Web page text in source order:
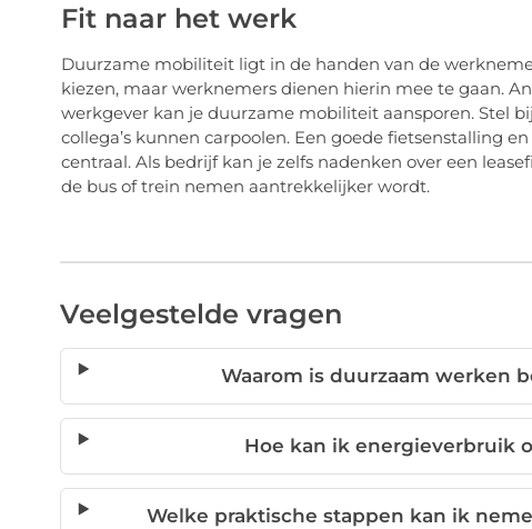
Fit naar het werk
Duurzame mobiliteit ligt in de handen van de
kiezen, maar werknemers dienen hierin mee te gaan.
werkgever kan je duurzame mobiliteit aansporen. Stel
collega’s kunnen carpoolen. Een goede fietsenstalling
centraal. Als bedrijf kan je zelfs nadenken over een
de bus of trein nemen aantrekkelijker wordt.
Veelgestelde vragen
Waarom is duurzaam werken
Hoe kan ik energieverbruik
Welke praktische stappen kan ik